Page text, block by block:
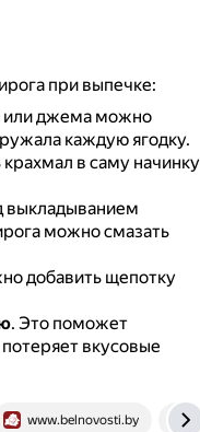
при выпечке:
или джема можно
каждую ягодку.
в саму начинку
выкладыванием
можно смазать
добавить щепотку
. Это поможет
вкусовые
www.belnovosti.by